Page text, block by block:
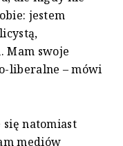
jestem
Mam swoje
liberalne – mówi
się natomiast
mediów